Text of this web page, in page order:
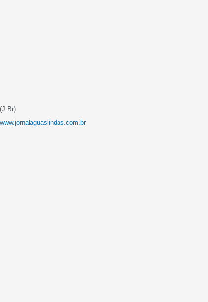
(J.Br)
www.jornalaguaslindas.com.br